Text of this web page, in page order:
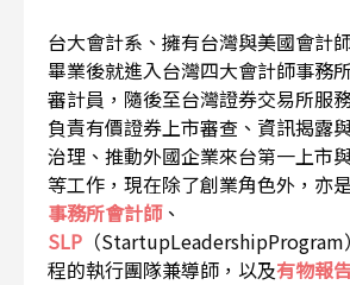
台大會計系、擁有台灣與美國會計
畢業後就進入台灣四大會計師事務
審計員，隨後至台灣證券交易所服
負責有價證券上市審查、資訊揭露
治理、推動外國企業來台第一上市
等工作，現在除了創業角色外，亦
事務所會計師、
SLP （
程的執行團隊兼導師，以及有物報